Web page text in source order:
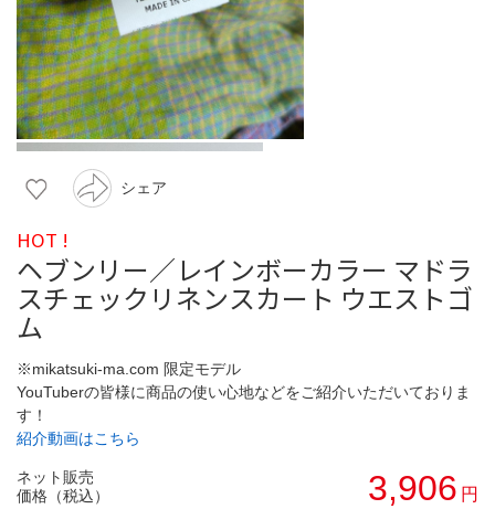
シェア
HOT !
ヘブンリー／レインボーカラー マドラ
スチェックリネンスカート ウエストゴ
ム
※mikatsuki-ma.com 限定モデル
YouTuberの皆様に商品の使い心地などをご紹介いただいておりま
す！
紹介動画はこちら
ネット販売
価格（税込）
3,906 円